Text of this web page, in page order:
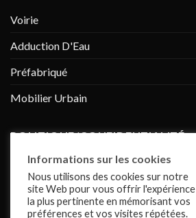
Voirie
Adduction D'Eau
Préfabriqué
Mobilier Urbain
POLITIQUE/CONFIDENTIALITÉ
Conditions de vente
Politique de confidentialité
Informations sur les cookies
Nous utilisons des cookies sur notre
site Web pour vous offrir l'expérience
la plus pertinente en mémorisant vos
préférences et vos visites répétées.